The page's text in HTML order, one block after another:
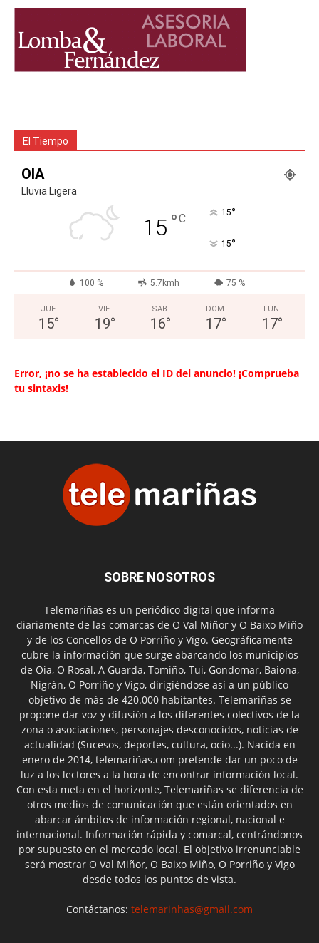
El Tiempo
OIA
Lluvia Ligera
15 °C 15°
15°
100 % 5.7kmh 75 %
JUE
15°
VIE
19°
SAB
16°
DOM
17°
LUN
17°
Error, ¡no se ha establecido el ID del anuncio! ¡Comprueba
tu sintaxis!
SOBRE NOSOTROS
Telemariñas es un periódico digital que informa
diariamente de las comarcas de O Val Miñor y O Baixo Miño
y de los Concellos de O Porriño y Vigo. Geográficamente
cubre la información que surge abarcando los municipios
de Oia, O Rosal, A Guarda, Tomiño, Tui, Gondomar, Baiona,
Nigrán, O Porriño y Vigo, dirigiéndose así a un público
objetivo de más de 420.000 habitantes. Telemariñas se
propone dar voz y difusión a los diferentes colectivos de la
zona o asociaciones, personajes desconocidos, noticias de
actualidad (Sucesos, deportes, cultura, ocio...). Nacida en
enero de 2014, telemariñas.com pretende dar un poco de
luz a los lectores a la hora de encontrar información local.
Con esta meta en el horizonte, Telemariñas se diferencia de
otros medios de comunicación que están orientados en
abarcar ámbitos de información regional, nacional e
internacional. Información rápida y comarcal, centrándonos
por supuesto en el mercado local. El objetivo irrenunciable
será mostrar O Val Miñor, O Baixo Miño, O Porriño y Vigo
desde todos los puntos de vista.
Contáctanos: telemarinhas@gmail.com